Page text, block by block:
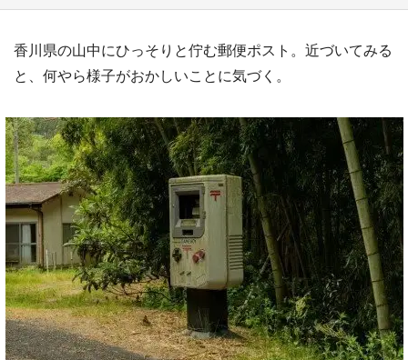
香川県の山中にひっそりと佇む郵便ポスト。近づいてみる
と、何やら様子がおかしいことに気づく。